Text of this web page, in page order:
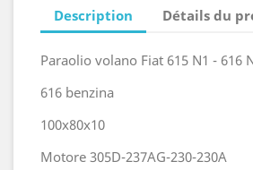
Description Détails du
Paraolio volano Fiat 615 N1 - 616
616 benzina
100x80x10
Motore 305D-237AG-230-230A